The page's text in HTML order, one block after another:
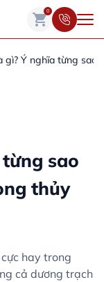
0
gì? Ý nghĩa từng sao
sao
thủy
hay trong
cả dương trạch